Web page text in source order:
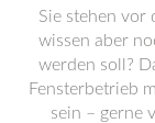
Sie stehen vor
wissen aber
werden soll?
Fensterbetrieb
sein – gerne